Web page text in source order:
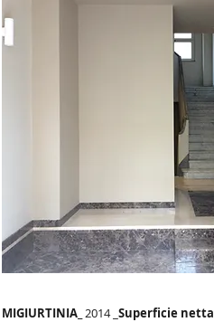
MIGIURTINIA_ 2014 _ Superficie netta